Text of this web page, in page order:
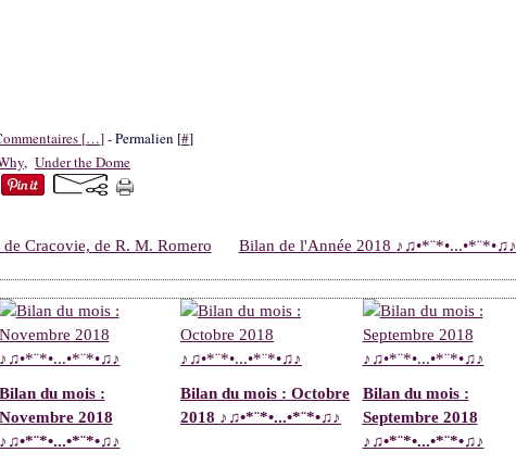
[…]- Permalien [#]
, Under the Dome
Cracovie, de R. M. Romero Bilan de l'Année 2018 ♪♫•*¨*•...•*¨*•♫♪
Bilan du mois :
Novembre 2018
♪♫•*¨*•...•*¨*•♫♪
Bilan du mois : Octobre
2018 ♪♫•*¨*•...•*¨*•♫♪
Bilan du mois :
Septembre 2018
♪♫•*¨*•...•*¨*•♫♪